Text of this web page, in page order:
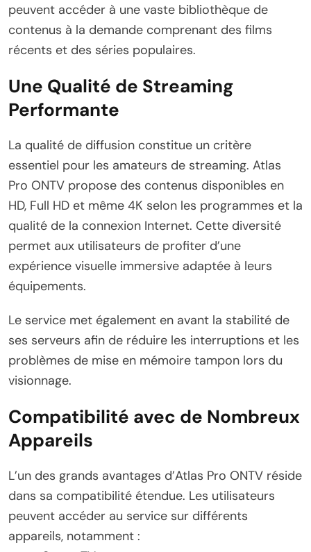
peuvent accéder à une vaste bibliothèque de
contenus à la demande comprenant des films
récents et des séries populaires.
Une Qualité de Streaming
Performante
La qualité de diffusion constitue un critère
essentiel pour les amateurs de streaming. Atlas
Pro ONTV propose des contenus disponibles en
HD, Full HD et même 4K selon les programmes et la
qualité de la connexion Internet. Cette diversité
permet aux utilisateurs de profiter d’une
expérience visuelle immersive adaptée à leurs
équipements.
Le service met également en avant la stabilité de
ses serveurs afin de réduire les interruptions et les
problèmes de mise en mémoire tampon lors du
visionnage.
Compatibilité avec de Nombreux
Appareils
L’un des grands avantages d’Atlas Pro ONTV réside
dans sa compatibilité étendue. Les utilisateurs
peuvent accéder au service sur différents
appareils, notamment :